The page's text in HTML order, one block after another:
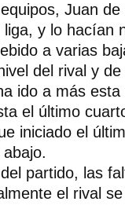
Juan
y lo hacían
a varias
del rival y
ido a más
el último
iniciado el
partido, las
el rival